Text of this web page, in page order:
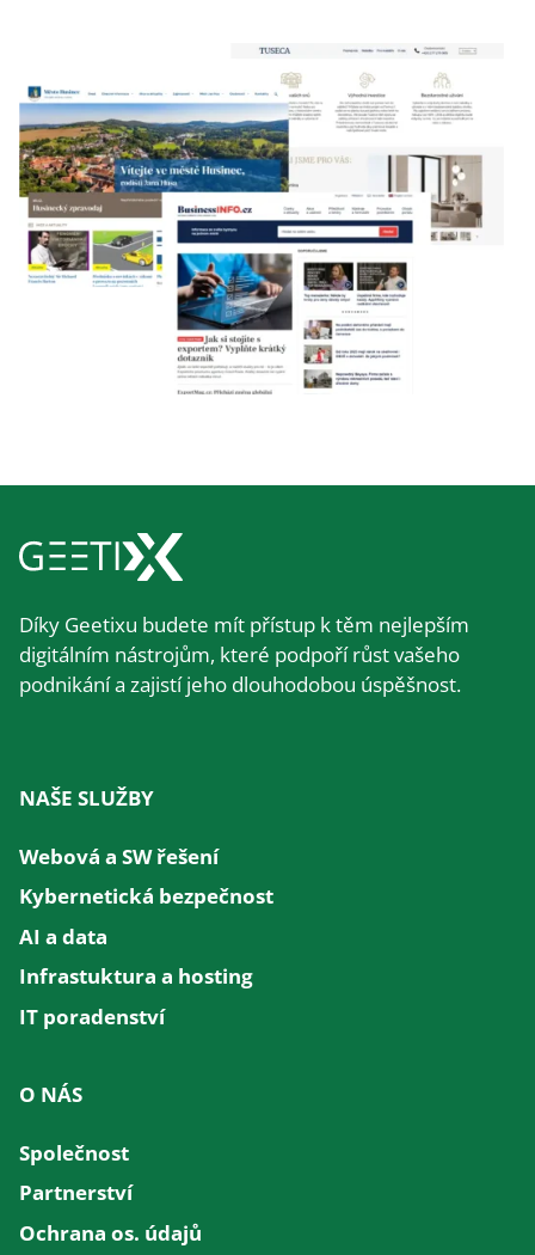
Díky Geetixu budete mít přístup k těm nejlepším
digitálním nástrojům, které podpoří růst vašeho
podnikání a zajistí jeho dlouhodobou úspěšnost.
NAŠE SLUŽBY
Webová a SW řešení
Kybernetická bezpečnost
AI a data
Infrastuktura a hosting
IT poradenství
O NÁS
Společnost
Partnerství
Ochrana os. údajů